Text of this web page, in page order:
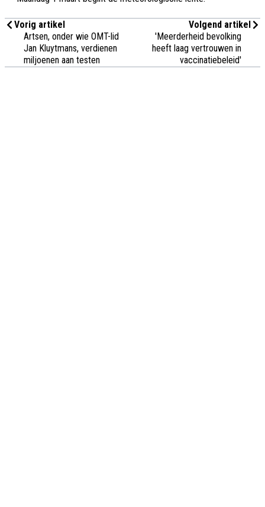
Vorig artikel
Artsen, onder wie OMT-lid
Jan Kluytmans, verdienen
miljoenen aan testen
Volgend artikel
'Meerderheid bevolking
heeft laag vertrouwen in
vaccinatiebeleid'